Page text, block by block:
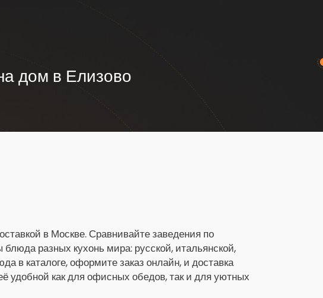
дом в Елизово
в Москве. Сравнивайте заведения по
разных кухонь мира: русской, итальянской,
в каталоге, оформите заказ онлайн, и доставка
удобной как для офисных обедов, так и для уютных